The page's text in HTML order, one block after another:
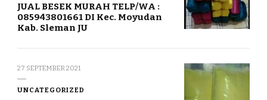
JUAL BESEK MURAH TELP/WA :
085943801661 DI Kec. Moyudan
Kab. Sleman JU
27 SEPTEMBER 2021
UNCATEGORIZED